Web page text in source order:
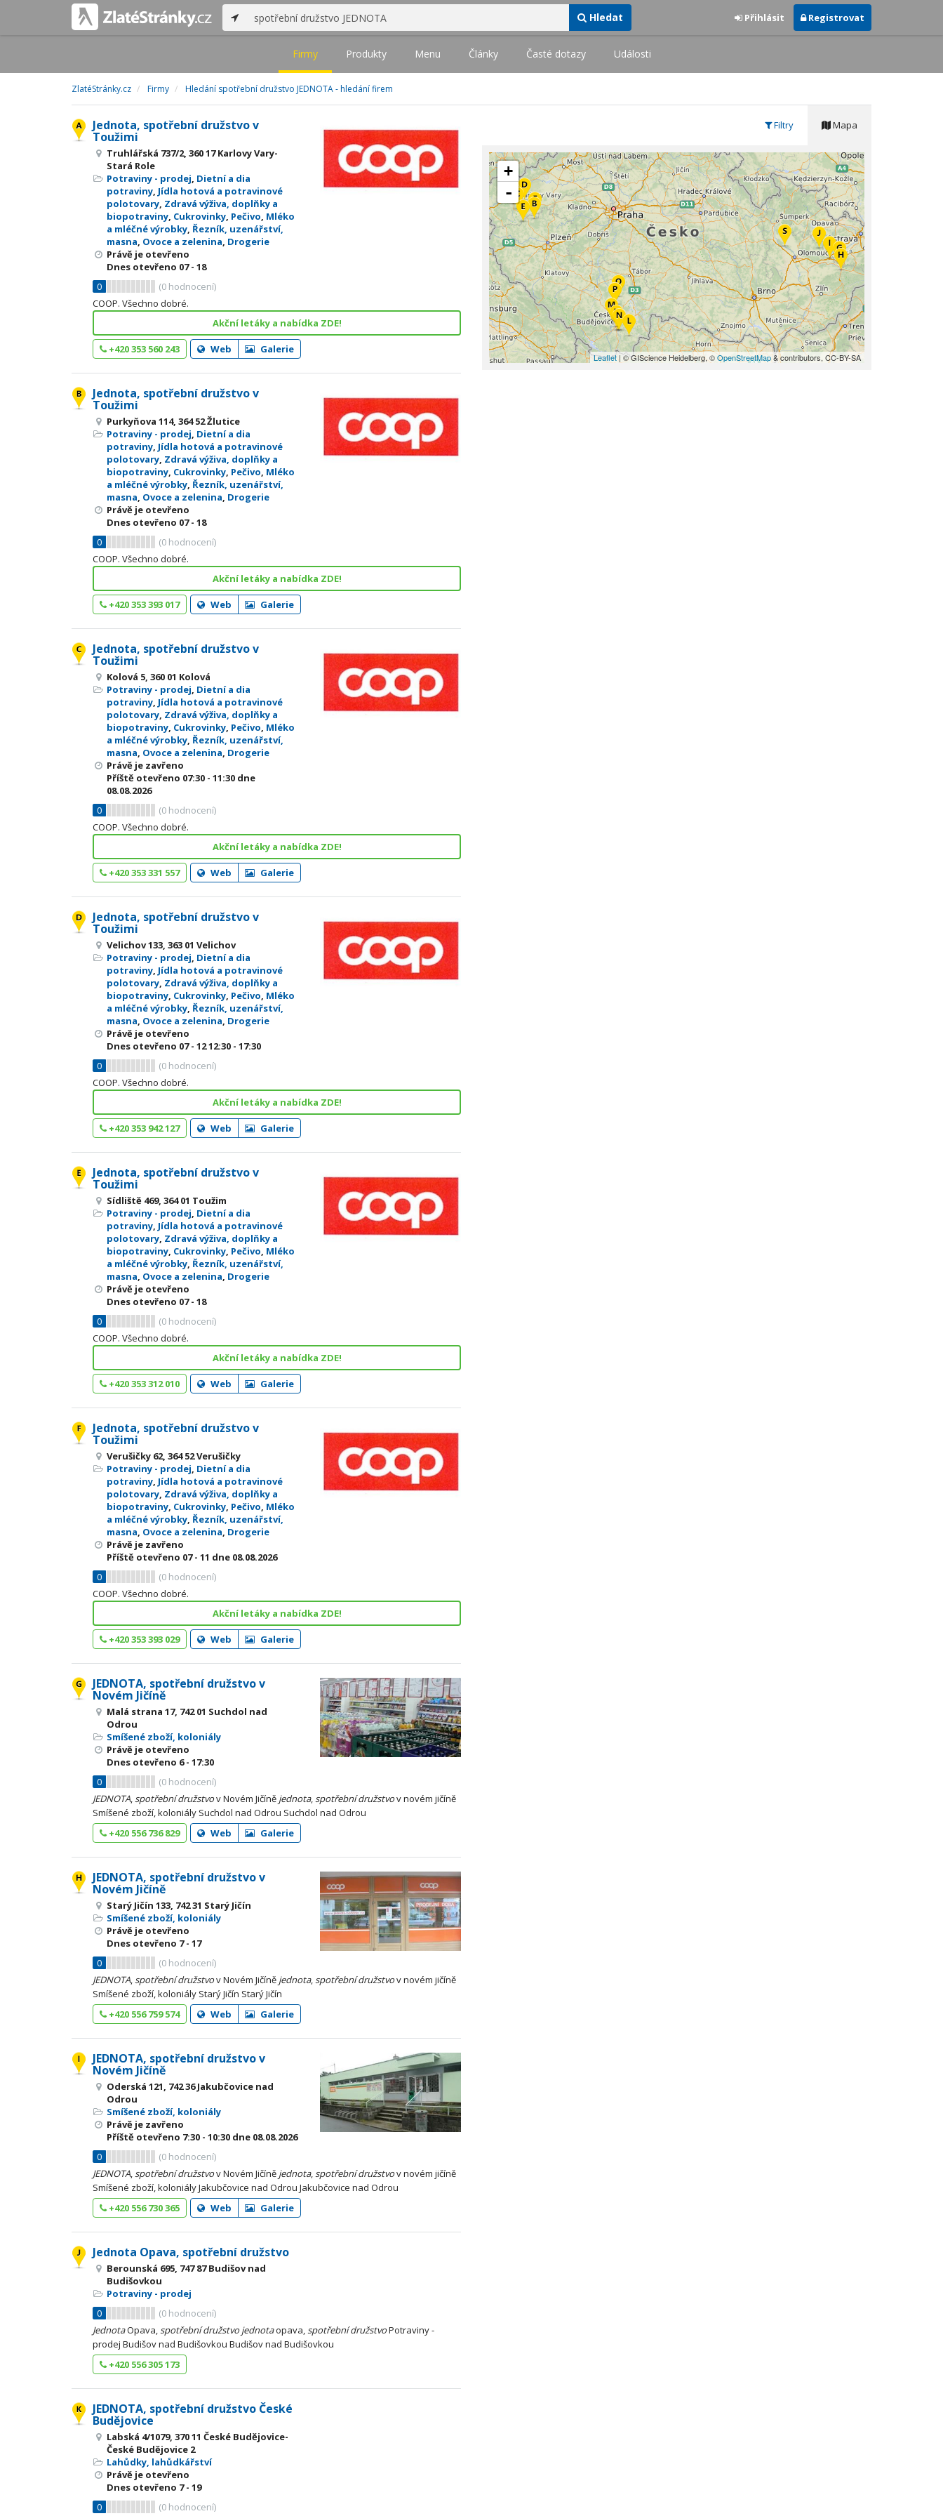
Hledat Přihlásit Registrovat
Firmy Produkty Menu Články Časté dotazy Události
ZlatéStránky.cz Firmy Hledání spotřební družstvo JEDNOTA - hledání firem
Jednota, spotřební družstvo v
Toužimi
Truhlářská 737/2, 360 17 Karlovy Vary-
Stará Role
Potraviny - prodej, Dietní a dia
potraviny, Jídla hotová a potravinové
polotovary, Zdravá výživa, doplňky a
biopotraviny, Cukrovinky, Pečivo, Mléko
a mléčné výrobky, Řezník, uzenářství,
masna, Ovoce a zelenina, Drogerie
Právě je otevřeno
Dnes otevřeno 07 - 18
0
(0 hodnocení)
COOP. Všechno dobré.
Akční letáky a nabídka ZDE!
+420 353 560 243 Web Galerie
Jednota, spotřební družstvo v
Toužimi
Purkyňova 114, 364 52 Žlutice
Potraviny - prodej, Dietní a dia
potraviny, Jídla hotová a potravinové
polotovary, Zdravá výživa, doplňky a
biopotraviny, Cukrovinky, Pečivo, Mléko
a mléčné výrobky, Řezník, uzenářství,
masna, Ovoce a zelenina, Drogerie
Právě je otevřeno
Dnes otevřeno 07 - 18
0
(0 hodnocení)
COOP. Všechno dobré.
Akční letáky a nabídka ZDE!
+420 353 393 017 Web Galerie
Jednota, spotřební družstvo v
Toužimi
Kolová 5, 360 01 Kolová
Potraviny - prodej, Dietní a dia
potraviny, Jídla hotová a potravinové
polotovary, Zdravá výživa, doplňky a
biopotraviny, Cukrovinky, Pečivo, Mléko
a mléčné výrobky, Řezník, uzenářství,
masna, Ovoce a zelenina, Drogerie
Právě je zavřeno
Příště otevřeno 07:30 - 11:30 dne
08.08.2026
0
(0 hodnocení)
COOP. Všechno dobré.
Akční letáky a nabídka ZDE!
+420 353 331 557 Web Galerie
Jednota, spotřební družstvo v
Toužimi
Velichov 133, 363 01 Velichov
Potraviny - prodej, Dietní a dia
potraviny, Jídla hotová a potravinové
polotovary, Zdravá výživa, doplňky a
biopotraviny, Cukrovinky, Pečivo, Mléko
a mléčné výrobky, Řezník, uzenářství,
masna, Ovoce a zelenina, Drogerie
Právě je otevřeno
Dnes otevřeno 07 - 1212:30 - 17:30
0
(0 hodnocení)
COOP. Všechno dobré.
Akční letáky a nabídka ZDE!
+420 353 942 127 Web Galerie
Jednota, spotřební družstvo v
Toužimi
Sídliště 469, 364 01 Toužim
Potraviny - prodej, Dietní a dia
potraviny, Jídla hotová a potravinové
polotovary, Zdravá výživa, doplňky a
biopotraviny, Cukrovinky, Pečivo, Mléko
a mléčné výrobky, Řezník, uzenářství,
masna, Ovoce a zelenina, Drogerie
Právě je otevřeno
Dnes otevřeno 07 - 18
0
(0 hodnocení)
COOP. Všechno dobré.
Akční letáky a nabídka ZDE!
+420 353 312 010 Web Galerie
Jednota, spotřební družstvo v
Toužimi
Verušičky 62, 364 52 Verušičky
Potraviny - prodej, Dietní a dia
potraviny, Jídla hotová a potravinové
polotovary, Zdravá výživa, doplňky a
biopotraviny, Cukrovinky, Pečivo, Mléko
a mléčné výrobky, Řezník, uzenářství,
masna, Ovoce a zelenina, Drogerie
Právě je zavřeno
Příště otevřeno 07 - 11 dne 08.08.2026
0
(0 hodnocení)
COOP. Všechno dobré.
Akční letáky a nabídka ZDE!
+420 353 393 029 Web Galerie
JEDNOTA, spotřební družstvo v
Novém Jičíně
Malá strana 17, 742 01 Suchdol nad
Odrou
Smíšené zboží, koloniály
Právě je otevřeno
Dnes otevřeno 6 - 17:30
0
(0 hodnocení)
JEDNOTA,spotřební družstvov Novém Jičíně jednota,spotřební družstvov novém jičíně
Smíšené zboží, koloniály Suchdol nad Odrou Suchdol nad Odrou
+420 556 736 829
Web Galerie
JEDNOTA, spotřební družstvo v
Novém Jičíně
Starý Jičín 133, 742 31 Starý Jičín
Smíšené zboží, koloniály
Právě je otevřeno
Dnes otevřeno 7 - 17
0
(0 hodnocení)
JEDNOTA,spotřební družstvov Novém Jičíně jednota,spotřební družstvov novém jičíně
Smíšené zboží, koloniály Starý Jičín Starý Jičín
+420 556 759 574
Web Galerie
JEDNOTA, spotřební družstvo v
Novém Jičíně
Oderská 121, 742 36 Jakubčovice nad
Odrou
Smíšené zboží, koloniály
Právě je zavřeno
Příště otevřeno 7:30 - 10:30 dne 08.08.2026
0
(0 hodnocení)
JEDNOTA,spotřební družstvov Novém Jičíně jednota,spotřební družstvov novém jičíně
Smíšené zboží, koloniály Jakubčovice nad Odrou Jakubčovice nad Odrou
+420 556 730 365
Web Galerie
Jednota Opava, spotřební družstvo
Berounská 695, 747 87 Budišov nad
Budišovkou
Potraviny - prodej
0
(0 hodnocení)
JednotaOpava,spotřební družstvo jednotaopava,spotřební družstvoPotraviny -
prodej Budišov nad Budišovkou Budišov nad Budišovkou
+420 556 305 173
JEDNOTA, spotřební družstvo České
Budějovice
Labská 4/1079, 370 11 České Budějovice-
České Budějovice 2
Lahůdky, lahůdkářství
Právě je otevřeno
Dnes otevřeno 7 - 19
0
(0 hodnocení)
Mapa
Filtry
+
-
Leaflet| © GIScience Heidelberg, ©OpenStreetMap& contributors, CC-BY-SA